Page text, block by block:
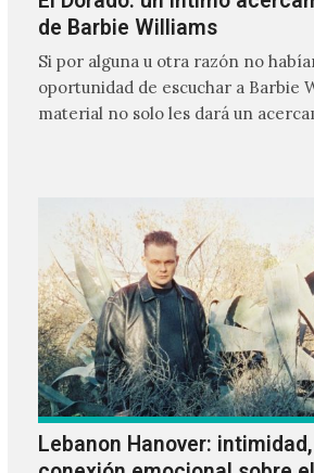
de Barbie Williams
Si por alguna u otra razón no
oportunidad de escuchar a Barbie
material no solo les dará un
Lebanon Hanover: